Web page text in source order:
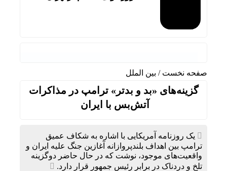
صفحه نخست / بین الملل
گزینه‌های «بد و بدتر» ترامپ در مذاکرات
آتش‌بس با ایران
یک روزنامه آمریکایی با اشاره به شکاف عمیق
ترامپ بین اهداف بلندپروازانه آغازین جنگ علیه ایران و
واقعیت‌های موجود، نوشت که در حال حاضر دوگزینه
تلخ و دردناک در برابر رئیس جمهور قرار دارد.